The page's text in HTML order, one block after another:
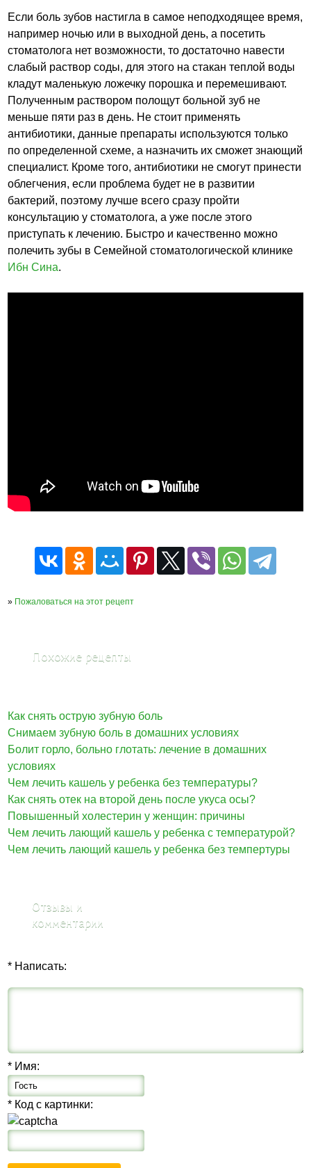
Если боль зубов настигла в самое неподходящее время,
например ночью или в выходной день, а посетить
стоматолога нет возможности, то достаточно навести
слабый раствор соды, для этого на стакан теплой воды
кладут маленькую ложечку порошка и перемешивают.
Полученным раствором полощут больной зуб не
меньше пяти раз в день. Не стоит применять
антибиотики, данные препараты используются только
по определенной схеме, а назначить их сможет знающий
специалист. Кроме того, антибиотики не смогут принести
облегчения, если проблема будет не в развитии
бактерий, поэтому лучше всего сразу пройти
консультацию у стоматолога, а уже после этого
приступать к лечению. Быстро и качественно можно
полечить зубы в Семейной стоматологической клинике
Ибн Сина.
» Пожаловаться на этот рецепт
Похожие рецепты
Как снять острую зубную боль
Снимаем зубную боль в домашних условиях
Болит горло, больно глотать: лечение в домашних
условиях
Чем лечить кашель у ребенка без температуры?
Как снять отек на второй день после укуса осы?
Повышенный холестерин у женщин: причины
Чем лечить лающий кашель у ребенка с температурой?
Чем лечить лающий кашель у ребенка без темпертуры
Отзывы и
комментарии
* Написать:
* Имя:
* Код с картинки: